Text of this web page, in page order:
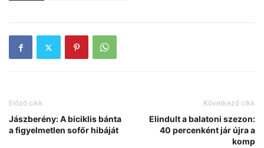
Előző cikk
Jászberény: A biciklis bánta
a figyelmetlen sofőr hibáját
Következő cikk
Elindult a balatoni szezon:
40 percenként jár újra a
komp